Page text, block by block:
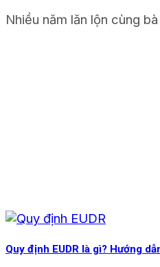
Nhiều năm lăn lộn cùng
Quy định EUDR là gì? Hướng